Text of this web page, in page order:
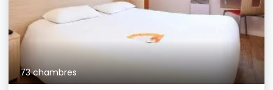
73 chambres